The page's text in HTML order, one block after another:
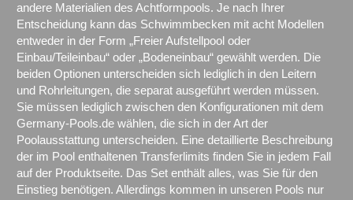
andere Materialien des Achtformpools. Je nach Ihrer
Entscheidung kann das Schwimmbecken mit acht Modellen
entweder in der Form „Freier Aufstellpool oder
Einbau/Teileinbau“ oder „Bodeneinbau“ gewählt werden. Die
beiden Optionen unterscheiden sich lediglich in den Leitern
und Rohrleitungen, die separat ausgeführt werden müssen.
Sie müssen lediglich zwischen den Konfigurationen mit dem
Germany-Pools.de wählen, die sich in der Art der
Poolausstattung unterscheiden. Eine detaillierte Beschreibung
der im Pool enthaltenen Transferlimits finden Sie in jedem Fall
auf der Produktseite. Das Set enthält alles, was Sie für den
Einstieg benötigen. Allerdings kommen in unseren Pools nur